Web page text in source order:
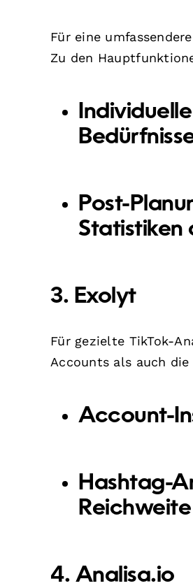
Für eine
Zu den
Post-
Statistiken
3. Exolyt
Für gezielte TikTok-
Accounts als auch
Account-
Hashtag-
4. Analisa.io